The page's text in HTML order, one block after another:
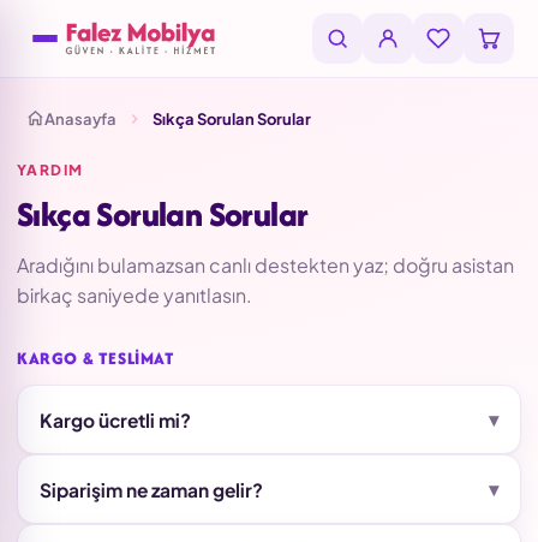
Anasayfa Sıkça Sorulan Sorular
YARDIM
Sıkça Sorulan Sorular
Aradığını bulamazsan canlı destekten yaz; doğru asistan
birkaç saniyede yanıtlasın.
KARGO & TESLIMAT
Kargo ücretli mi? ▾
Siparişim ne zaman gelir? ▾